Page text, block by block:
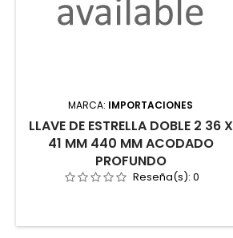
MARCA: IMPORTACIONES
LLAVE DE ESTRELLA DOBLE 2 36 X
41 MM 440 MM ACODADO
PROFUNDO
Reseña(s): 0